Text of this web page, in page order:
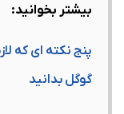
بیشتر بخوانید:
پنج نکته ای که
گوگل بدانید